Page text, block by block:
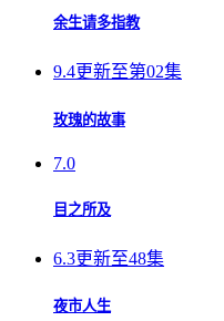
余生请多指教
9.4更新至第02集
玫瑰的故事
7.0
目之所及
6.3更新至48集
夜市人生